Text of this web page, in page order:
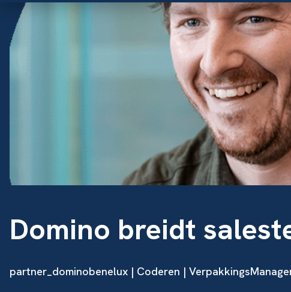
Domino breidt
partner_dominobenelux | Coderen |